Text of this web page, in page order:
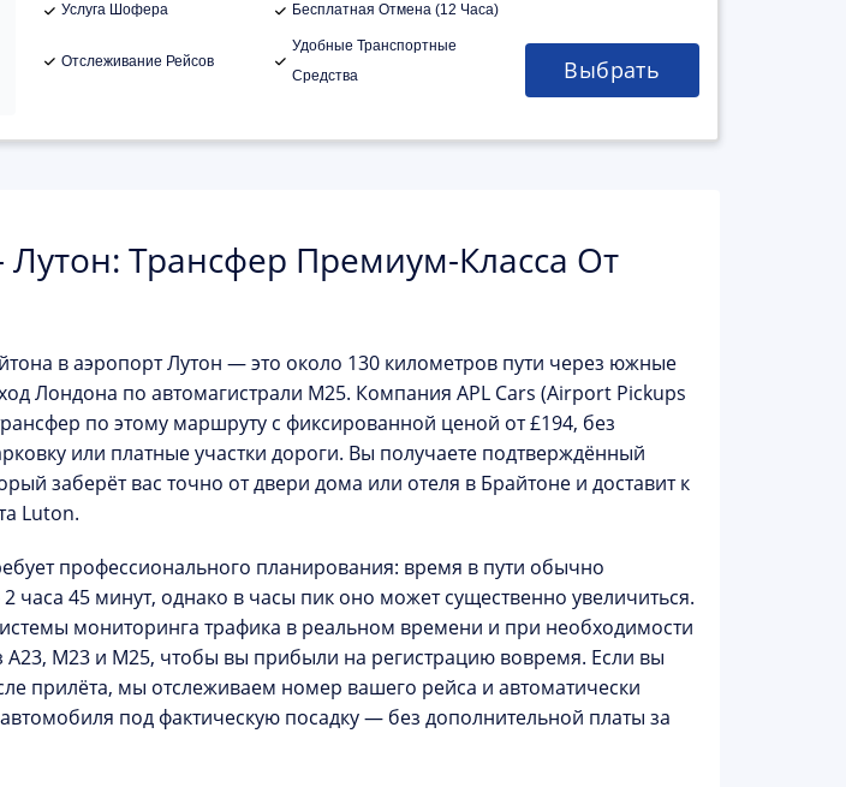
Услуга Шофера Бесплатная Отмена (12 Часа)
Отслеживание Рейсов
Удобные Транспортные
Средства
Выбрать
Трансфер Премиум-Класса От
в аэропорт Лутон — это около 130 километров пути через южные
Лондона по автомагистрали M25. Компания APL Cars (Airport Pickups
по этому маршруту с фиксированной ценой от £194, без
или платные участки дороги. Вы получаете подтверждённый
заберёт вас точно от двери дома или отеля в Брайтоне и доставит к
Luton.
профессионального планирования: время в пути обычно
часа 45 минут, однако в часы пик оно может существенно увеличиться.
мониторинга трафика в реальном времени и при необходимости
M23 и M25, чтобы вы прибыли на регистрацию вовремя. Если вы
прилёта, мы отслеживаем номер вашего рейса и автоматически
под фактическую посадку — без дополнительной платы за